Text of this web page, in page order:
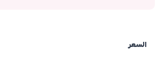
السعر